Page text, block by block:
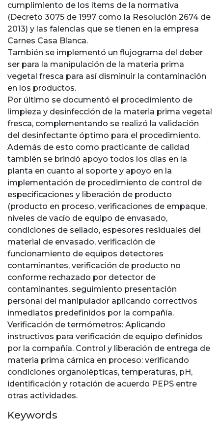
cumplimiento de los ítems de la normativa
(Decreto 3075 de 1997 como la Resolución 2674 de
2013) y las falencias que se tienen en la empresa
Carnes Casa Blanca.
También se implementó un flujograma del deber
ser para la manipulación de la materia prima
vegetal fresca para así disminuir la contaminación
en los productos.
Por último se documentó el procedimiento de
limpieza y desinfección de la materia prima vegetal
fresca, complementando se realizó la validación
del desinfectante óptimo para el procedimiento.
Además de esto como practicante de calidad
también se brindó apoyo todos los días en la
planta en cuanto al soporte y apoyo en la
implementación de procedimiento de control de
especificaciones y liberación de producto
(producto en proceso, verificaciones de empaque,
niveles de vacío de equipo de envasado,
condiciones de sellado, espesores residuales del
material de envasado, verificación de
funcionamiento de equipos detectores
contaminantes, verificación de producto no
conforme rechazado por detector de
contaminantes, seguimiento presentación
personal del manipulador aplicando correctivos
inmediatos predefinidos por la compañía.
Verificación de termómetros: Aplicando
instructivos para verificación de equipo definidos
por la compañía. Control y liberación de entrega de
materia prima cárnica en proceso: verificando
condiciones organolépticas, temperaturas, pH,
identificación y rotación de acuerdo PEPS entre
otras actividades.
Keywords